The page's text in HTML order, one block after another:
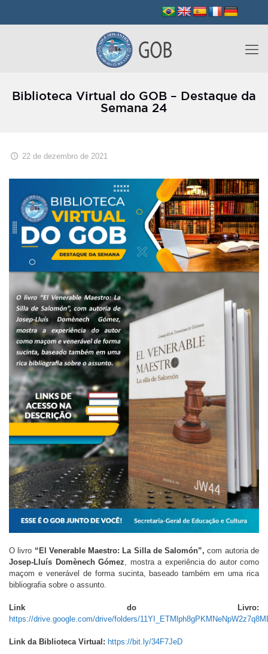
Biblioteca Virtual do GOB – Destaque da
Semana 24
22 de dezembro de 2021
O livro “El Venerable Maestro: La Silla de Salomón”, com autoria de
Josep-Lluís Domènech Gómez, mostra a experiência do autor como
maçom e venerável de forma sucinta, baseado também em uma rica
bibliografia sobre o assunto.
Link do Livro:
https://drive.google.com/drive/folders/
Link da Biblioteca Virtual: https://bit.ly/34F7JeD